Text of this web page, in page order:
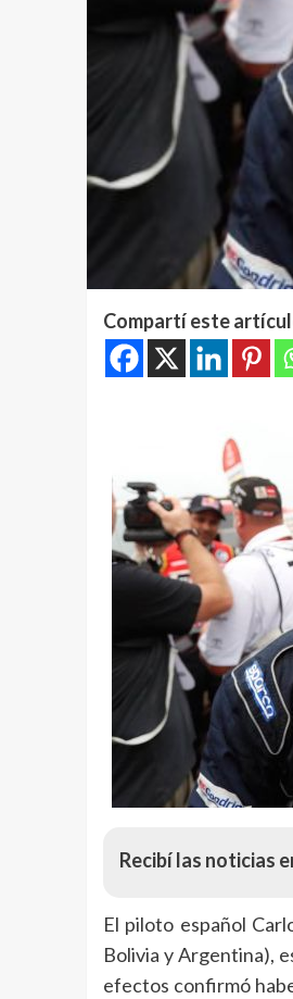
Compartí este
Recibí las noticias
El piloto español
Bolivia y Argentina),
efectos confirmó